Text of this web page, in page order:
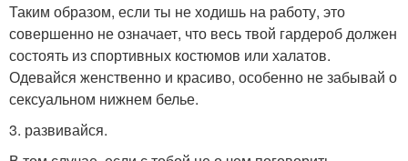
Таким образом, если ты не ходишь на работу, это
совершенно не означает, что весь твой гардероб должен
состоять из спортивных костюмов или халатов.
Одевайся женственно и красиво, особенно не забывай о
сексуальном нижнем белье.
3. развивайся.